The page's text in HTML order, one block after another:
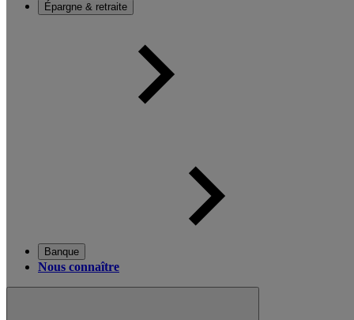
Épargne & retraite
Banque
Nous connaître